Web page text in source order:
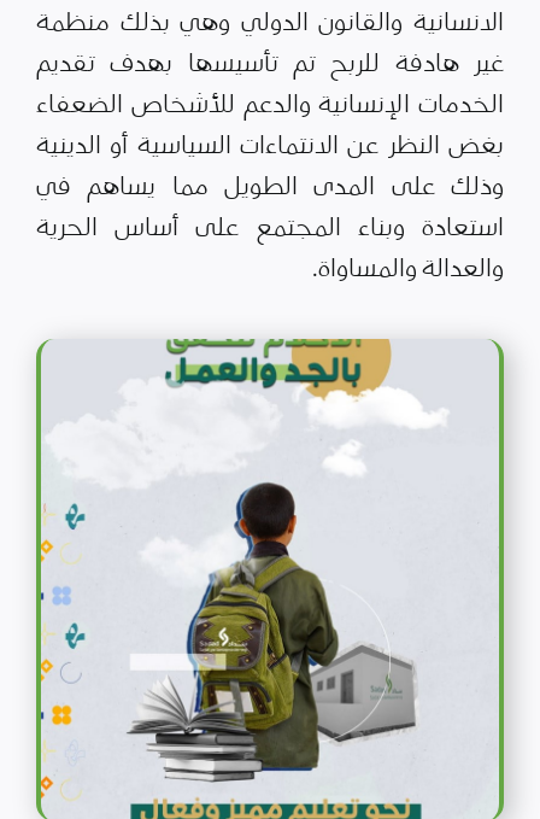
الانسانية والقانون الدولي وهي بذلك منظمة
غير هادفة للربح تم تأسيسها بهدف تقديم
الخدمات الإنسانية والدعم للأشخاص الضعفاء
بغض النظر عن الانتماءات السياسية أو الدينية
وذلك على المدى الطويل مما يساهم في
استعادة وبناء المجتمع على أساس الحرية
والعدالة والمساواة.